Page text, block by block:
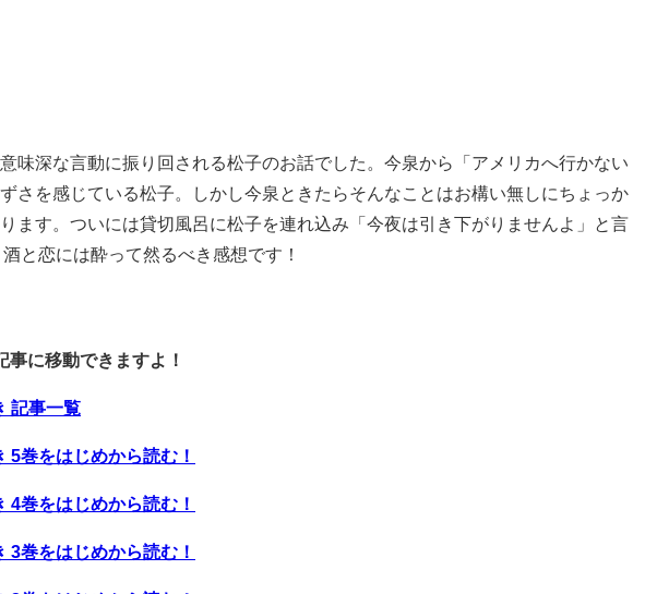
味深な言動に振り回される松子のお話でした。今泉から「アメリカへ行かない
さを感じている松子。しかし今泉ときたらそんなことはお構い無しにちょっか
ます。ついには貸切風呂に松子を連れ込み「今夜は引き下がりませんよ」と言
と恋には酔って然るべき感想です！
事に移動できますよ！
記事一覧
5巻をはじめから読む！
4巻をはじめから読む！
3巻をはじめから読む！